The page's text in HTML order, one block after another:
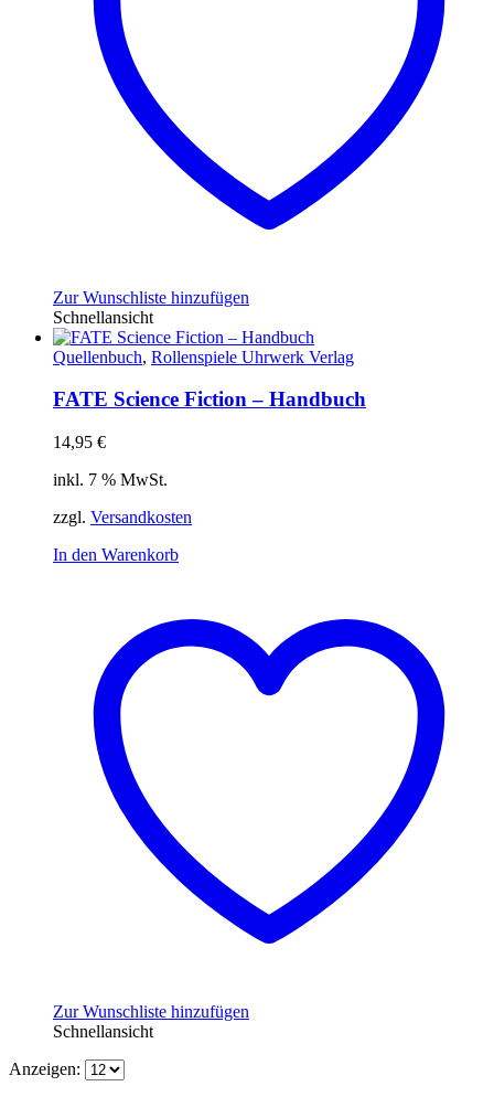
Zur Wunschliste hinzufügen
Schnellansicht
Quellenbuch, Rollenspiele Uhrwerk Verlag
FATE Science Fiction – Handbuch
14,95 €
inkl. 7 % MwSt.
zzgl. Versandkosten
In den Warenkorb
Zur Wunschliste hinzufügen
Schnellansicht
Anzeigen: